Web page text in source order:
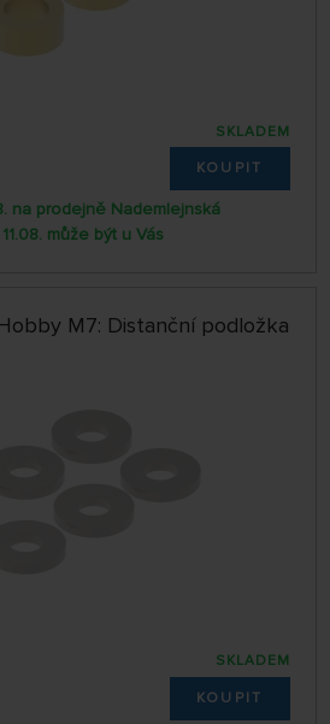
SKLADEM
KOUPIT
na prodejně Nademlejnská
může být u Vás
M7: Distanční podložka
SKLADEM
KOUPIT